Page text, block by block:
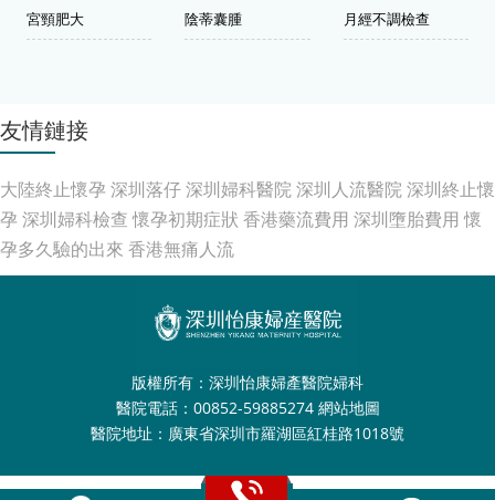
宮頸肥大
陰蒂囊腫
月經不調檢查
友情鏈接
大陸終止懷孕 深圳落仔深圳婦科醫院深圳人流醫院深圳終止懷
孕 深圳婦科檢查 懷孕初期症狀 香港藥流費用 深圳墮胎費用 懷
孕多久驗的出來 香港無痛人流
版權所有：深圳怡康婦產醫院婦科
醫院電話：00852-59885274 網站地圖
醫院地址：廣東省深圳市羅湖區紅桂路1018號